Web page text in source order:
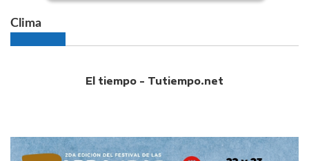
Clima
El tiempo - Tutiempo.net